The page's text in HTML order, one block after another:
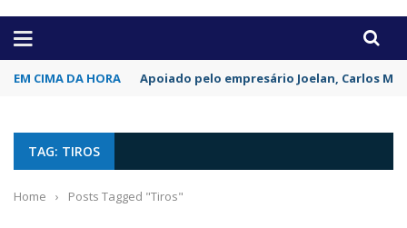
EM CIMA DA HORA Apoiado pelo empresário Joelan, Carlos
TAG: TIROS
Home › Posts Tagged "Tiros"